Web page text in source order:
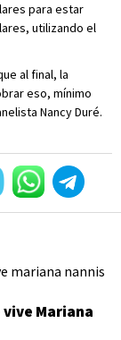
para estar
utilizando el
al final, la
eso, mínimo
Nancy Duré.
Mariana